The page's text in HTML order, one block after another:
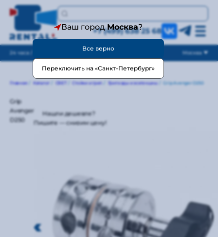
+7 (499) 638 25 68
24 часа / без выходных Москва
Главная Каталог СВЕТ Стойки и грип Грипхэды и эсктеншны Grip Avenger D250
Grip
Avenger
D250
Нашли дешевле?
Пишите — снизим цену!
Ваш городМосква?
Все верно
Переключить на «Санкт-Петербург»